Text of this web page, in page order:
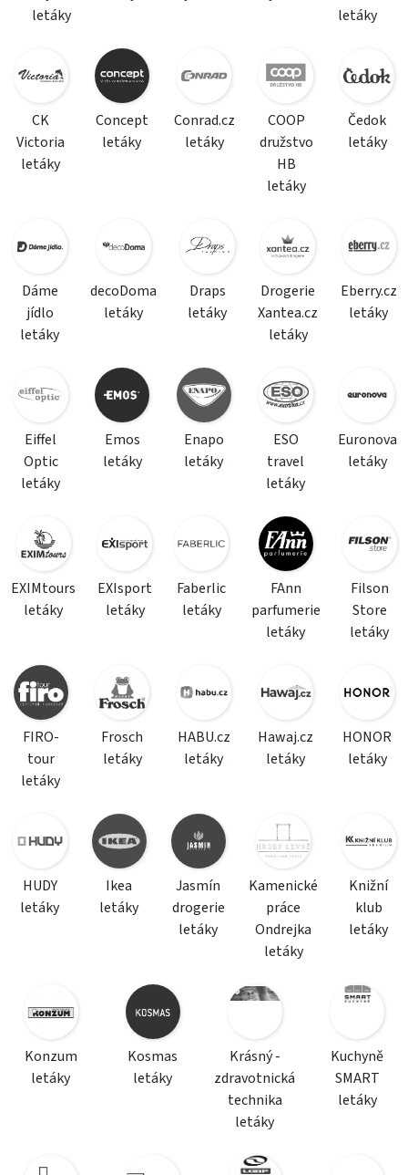
letáky
letáky
CK
Victoria
letáky
Concept
letáky
Conrad.cz
letáky
COOP
družstvo
HB
letáky
Čedok
letáky
Dáme
jídlo
letáky
decoDoma
letáky
Draps
letáky
Drogerie
Xantea.cz
letáky
Eberry.cz
letáky
Eiffel
Optic
letáky
Emos
letáky
Enapo
letáky
ESO
travel
letáky
Euronova
letáky
EXIMtours
letáky
EXIsport
letáky
Faberlic
letáky
FAnn
parfumerie
letáky
Filson
Store
letáky
FIRO-
tour
letáky
Frosch
letáky
HABU.cz
letáky
Hawaj.cz
letáky
HONOR
letáky
HUDY
letáky
Ikea
letáky
Jasmín
drogerie
letáky
Kamenické
práce
Ondrejka
letáky
Knižní
klub
letáky
Konzum
letáky
Kosmas
letáky
Krásný -
zdravotnická
technika
letáky
Kuchyně
SMART
letáky